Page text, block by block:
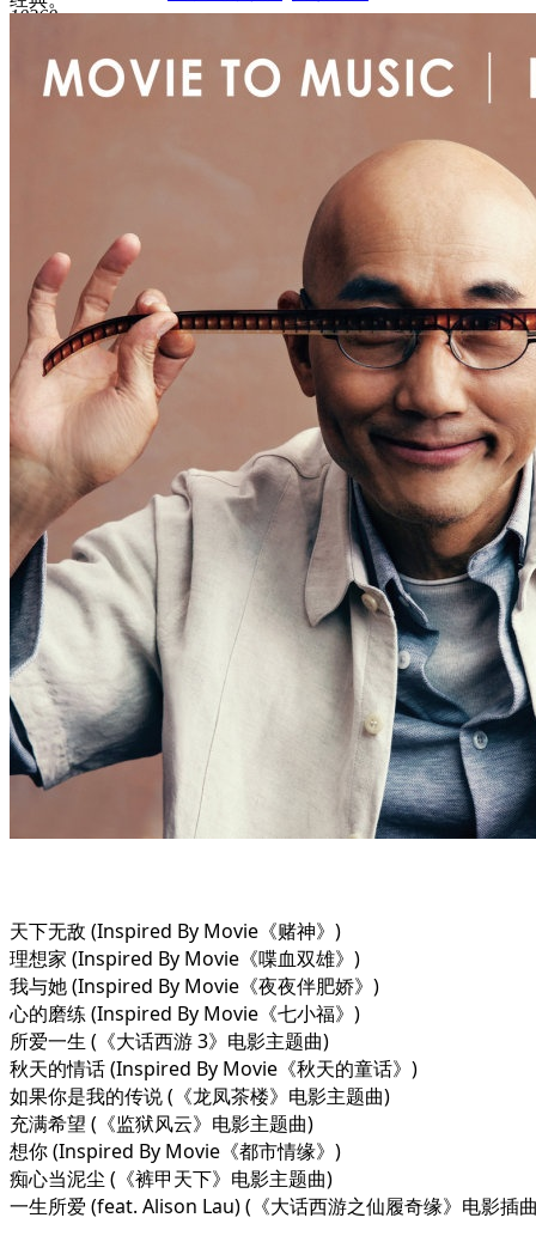
10360
天下无敌 (Inspired By Movie《赌神》)
理想家 (Inspired By Movie《喋血双雄》)
我与她 (Inspired By Movie《夜夜伴肥娇》)
心的磨练 (Inspired By Movie《七小福》)
所爱一生 (《大话西游 3》电影主题曲)
秋天的情话 (Inspired By Movie《秋天的童话》)
如果你是我的传说 (《龙凤茶楼》电影主题曲)
充满希望 (《监狱风云》电影主题曲)
想你 (Inspired By Movie《都市情缘》)
痴心当泥尘 (《裤甲天下》电影主题曲)
一生所爱 (feat. Alison Lau) (《大话西游之仙履奇缘》电影插